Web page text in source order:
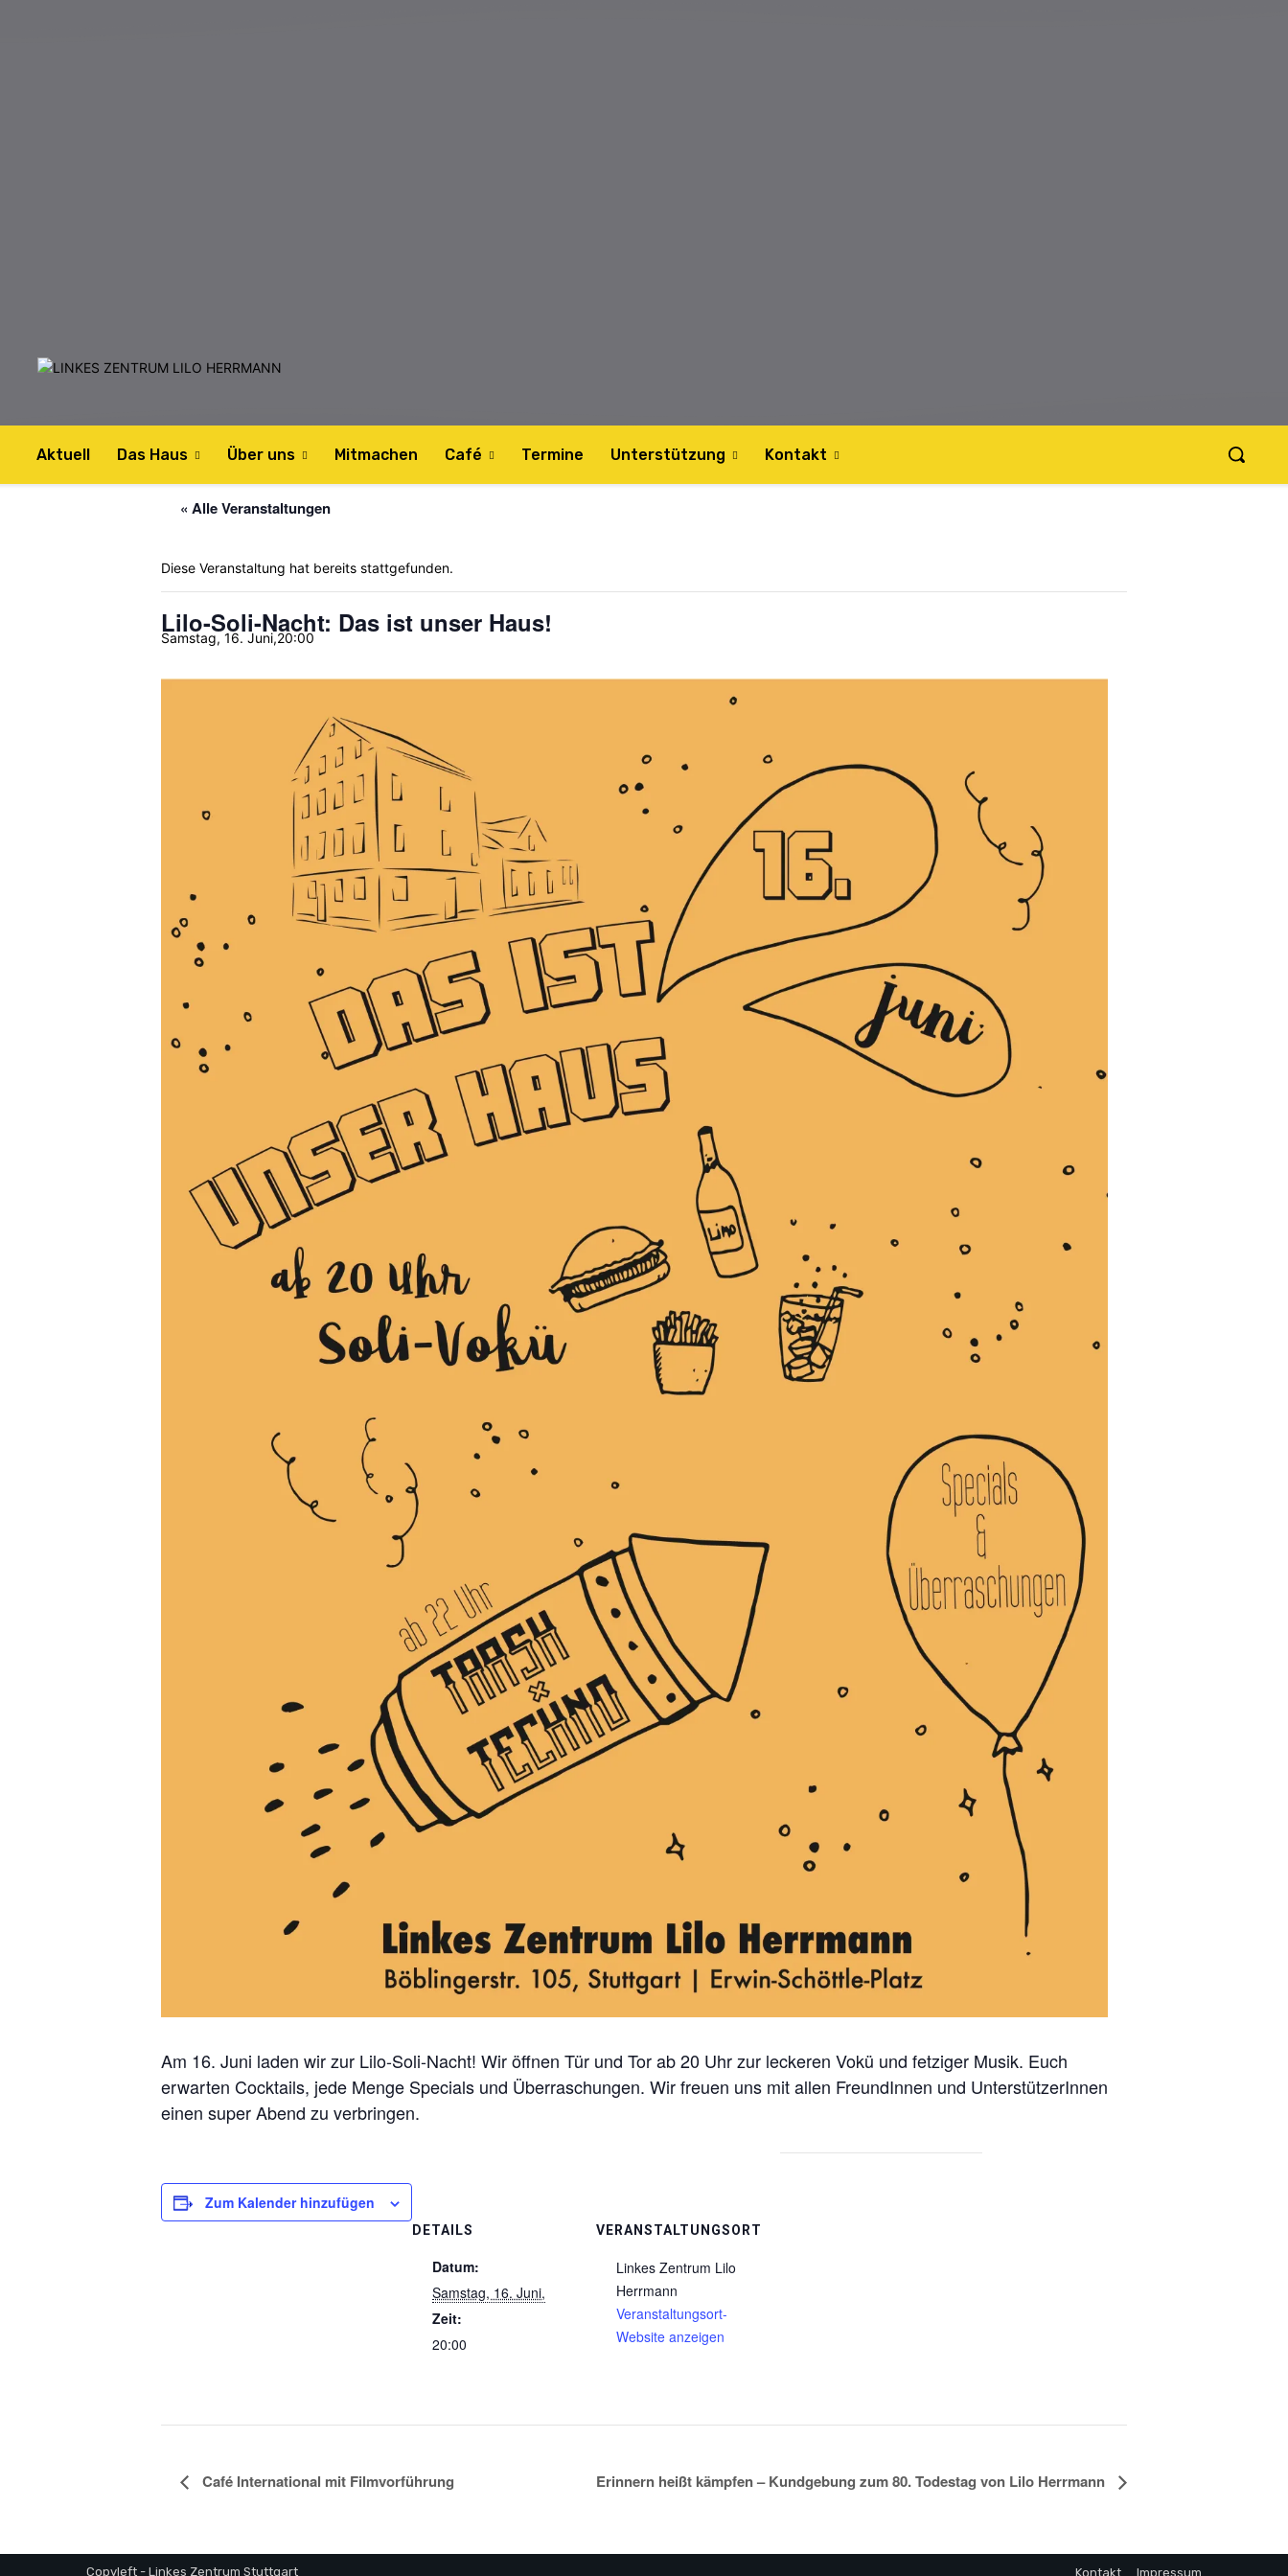
Aktuell Das Haus Über uns Mitmachen Café Termine Unterstützung Kontakt
« Alle Veranstaltungen
Diese Veranstaltung hat bereits stattgefunden.
Lilo-Soli-Nacht: Das ist unser Haus!
Samstag, 16. Juni,20:00
Am 16. Juni laden wir zur Lilo-Soli-Nacht! Wir öffnen Tür und Tor ab 20 Uhr zur leckeren Vokü und fetziger Musik. Euch
erwarten Cocktails, jede Menge Specials und Überraschungen. Wir freuen uns mit allen FreundInnen und UnterstützerInnen
einen super Abend zu verbringen.
Zum Kalender hinzufügen
DETAILS
Datum:
Samstag, 16. Juni,
Zeit:
20:00
VERANSTALTUNGSORT
Linkes Zentrum Lilo
Herrmann
Veranstaltungsort-
Website anzeigen
Café International mit Filmvorführung Erinnern heißt kämpfen – Kundgebung zum 80. Todestag von Lilo Herrmann
Copyleft - Linkes Zentrum Stuttgart Kontakt Impressum